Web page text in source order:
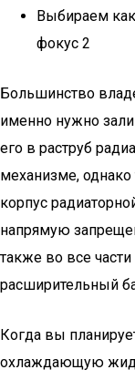
Выбираем
фокус 2
Большинство
именно нужно
его в раструб
механизме,
корпус
напрямую
также во все
расширительный
Когда вы
охлаждающую